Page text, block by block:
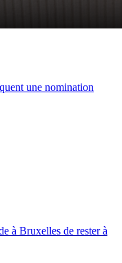
une nomination
à Bruxelles de rester à